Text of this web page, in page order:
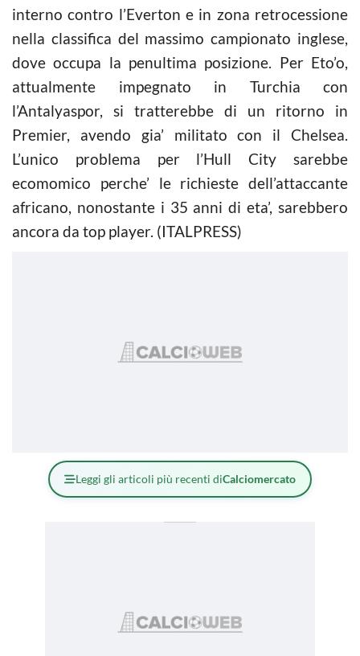
interno contro l’Everton e in zona retrocessione
nella classifica del massimo campionato inglese,
dove occupa la penultima posizione. Per Eto’o,
attualmente impegnato in Turchia con
l’Antalyaspor, si tratterebbe di un ritorno in
Premier, avendo gia’ militato con il Chelsea.
L’unico problema per l’Hull City sarebbe
ecomomico perche’ le richieste dell’attaccante
africano, nonostante i 35 anni di eta’, sarebbero
ancora da top player. (ITALPRESS)
Leggi gli articoli più recenti diCalciomercato